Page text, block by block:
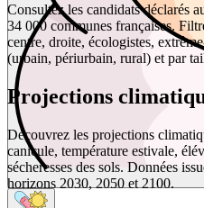
Consultez les candidats déclarés
34 000 communes françaises.
centre, droite, écologistes,
(urbain, périurbain, rural) et par
Projections
Découvrez les projections
canicule, température estivale,
sécheresses des sols. Données
horizons 2030, 2050 et 2100.